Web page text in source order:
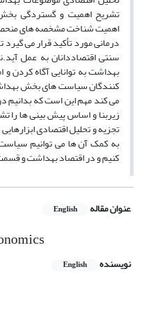
تشریح اهمیت و گستردگی
اهمیت شناخت مشخصه های
درمانی مورد تأکید قرار می
سنتی اقتصاددانان به عمل
بهداشت به توانایی آگاه کردن
کنندگان سیاست های بخش
می کند مهم این است که بدانیم
زیربنا و اساس پیش بینی ها را
تجزیه و تحلیل اقتصادی
به کمک آن ها می توانیم سیاست
کنیم و در اقتصاد بهداشت و
عنوان مقاله English
نویسنده English